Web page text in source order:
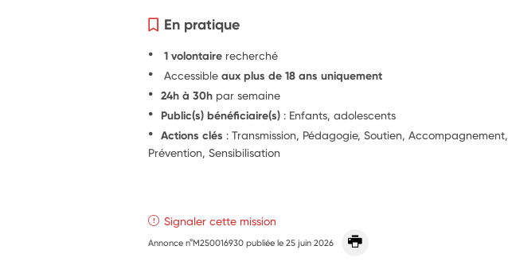
En pratique
1 volontaire recherché
Accessibleaux plus de 18 ans uniquement
24h à 30h par semaine
Public(s) bénéficiaire(s) : Enfants, adolescents
Actions clés : Transmission, Pédagogie, Soutien, Accompagnement,
Prévention, Sensibilisation
Signaler cette mission
Annonce n°M250016930 publiée le25 juin 2026